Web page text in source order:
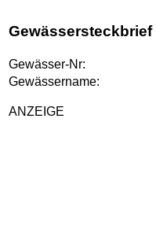
Gewässer-Nr:
Gewässername:
ANZEIGE